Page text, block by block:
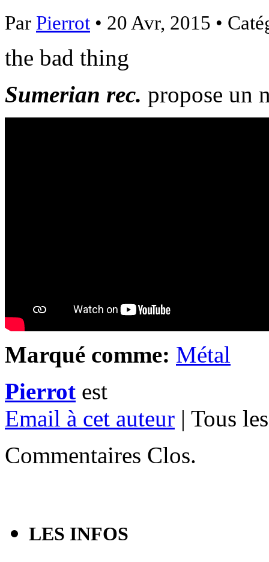
Par Pierrot • 20 Avr, 2015 •
the bad thing
Sumerian rec. propose un
Marqué comme: Métal
Pierrot est
Email à cet auteur | Tous
Commentaires Clos.
LES INFOS